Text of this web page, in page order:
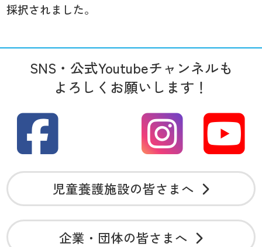
採択されました。
SNS・公式Youtubeチャンネルも
よろしくお願いします！
児童養護施設の皆さまへ
企業・団体の皆さまへ